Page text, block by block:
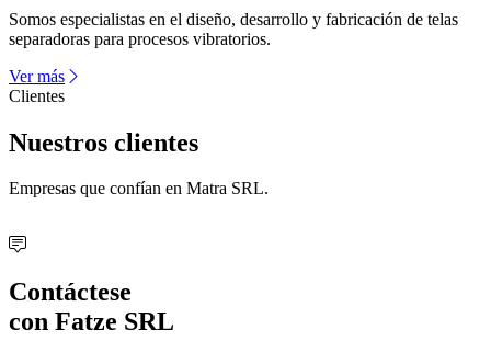
Somos especialistas en el diseño, desarrollo y fabricación de telas
separadoras para procesos vibratorios.
Ver más
Clientes
Nuestros clientes
Empresas que confían en Matra SRL.
Contáctese
con Fatze SRL